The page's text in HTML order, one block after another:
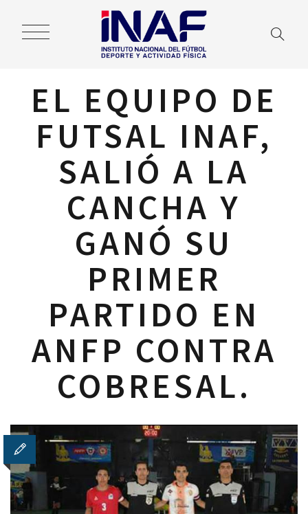
EL EQUIPO DE
FUTSAL INAF,
SALIÓ A LA
CANCHA Y
GANÓ SU
PRIMER
PARTIDO EN
ANFP CONTRA
COBRESAL.